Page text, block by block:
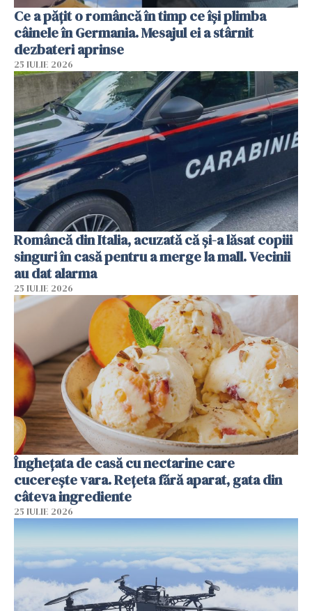
Ce a pățit o româncă în timp ce își plimba
câinele în Germania. Mesajul ei a stârnit
dezbateri aprinse
25 IULIE 2026
Româncă din Italia, acuzată că și-a lăsat copiii
singuri în casă pentru a merge la mall. Vecinii
au dat alarma
25 IULIE 2026
Înghețata de casă cu nectarine care
cucerește vara. Rețeta fără aparat, gata din
câteva ingrediente
25 IULIE 2026